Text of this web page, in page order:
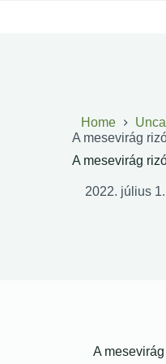
Home
A mesevirág
A mesevirág
2022. július 1.
A